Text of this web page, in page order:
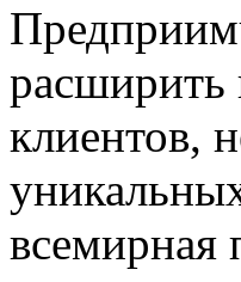
расширить
клиентов,
всемирная